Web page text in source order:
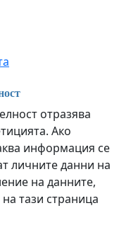
отразява
Ако
информация се
личните данни на
на данните,
тази страница